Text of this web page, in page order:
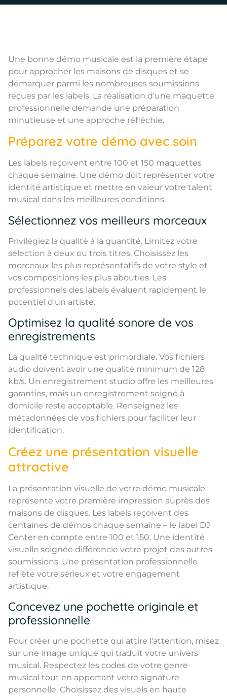
Une bonne démo musicale est la première étape
pour approcher les maisons de disques et se
démarquer parmi les nombreuses soumissions
reçues par les labels. La réalisation d'une maquette
professionnelle demande une préparation
minutieuse et une approche réfléchie.
Préparez votre démo avec soin
Les labels reçoivent entre 100 et 150 maquettes
chaque semaine. Une démo doit représenter votre
identité artistique et mettre en valeur votre talent
musical dans les meilleures conditions.
Sélectionnez vos meilleurs morceaux
Privilégiez la qualité à la quantité. Limitez votre
sélection à deux ou trois titres. Choisissez les
morceaux les plus représentatifs de votre style et
vos compositions les plus abouties. Les
professionnels des labels évaluent rapidement le
potentiel d'un artiste.
Optimisez la qualité sonore de vos
enregistrements
La qualité technique est primordiale. Vos fichiers
audio doivent avoir une qualité minimum de 128
kb/s. Un enregistrement studio offre les meilleures
garanties, mais un enregistrement soigné à
domicile reste acceptable. Renseignez les
métadonnées de vos fichiers pour faciliter leur
identification.
Créez une présentation visuelle
attractive
La présentation visuelle de votre démo musicale
représente votre première impression auprès des
maisons de disques. Les labels reçoivent des
centaines de démos chaque semaine – le label DJ
Center en compte entre 100 et 150. Une identité
visuelle soignée différencie votre projet des autres
soumissions. Une présentation professionnelle
reflète votre sérieux et votre engagement
artistique.
Concevez une pochette originale et
professionnelle
Pour créer une pochette qui attire l'attention, misez
sur une image unique qui traduit votre univers
musical. Respectez les codes de votre genre
musical tout en apportant votre signature
personnelle. Choisissez des visuels en haute